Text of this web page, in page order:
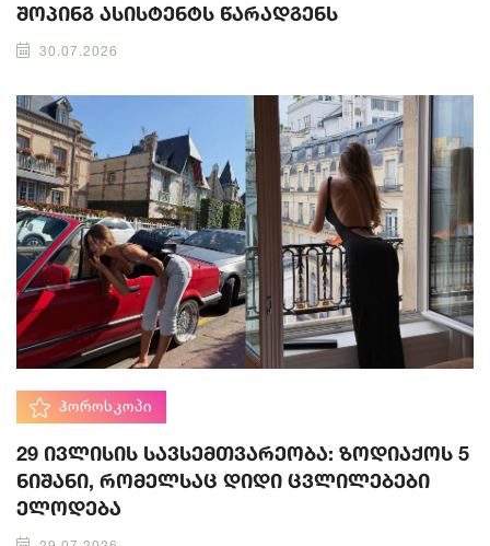
შოპინგ ასისტენტს წარადგენს
30.07.2026
ᲰᲝᲠᲝᲡᲙᲝᲞᲘ
29 ივლისის სავსემთვარეობა: ზოდიაქოს 5
ნიშანი, რომელსაც დიდი ცვლილებები
ელოდება